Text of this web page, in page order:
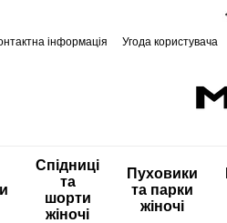
інформація Угода користувача
Спідниці
та
шорти
жіночі
Пуховики
та парки
жіночі